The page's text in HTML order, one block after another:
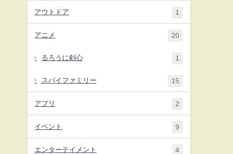
アウトドア 1
アニメ 20
るろうに剣心 1
スパイファミリー 15
アプリ 2
イベント 9
エンターテイメント 4